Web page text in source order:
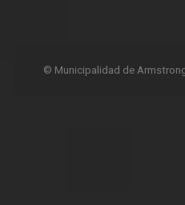
© Municipalidad de